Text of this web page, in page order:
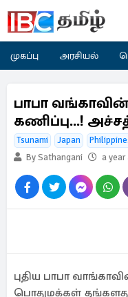
முகப்பு அரசியல்
பாபா வங்காவின்
கணிப்பு...!
Tsunami Japan
By Sathangani
a year
புதிய பாபா
பொதுமக்கள்